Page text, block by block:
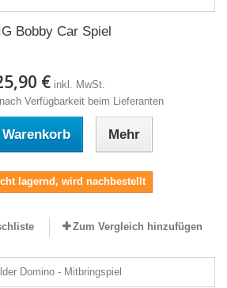
Bobby Car Spiel
€ inkl. MwSt.
Verfügbarkeit beim Lieferanten
Mehr
lagernd, wird nachbestellt
Zum Vergleich hinzufügen